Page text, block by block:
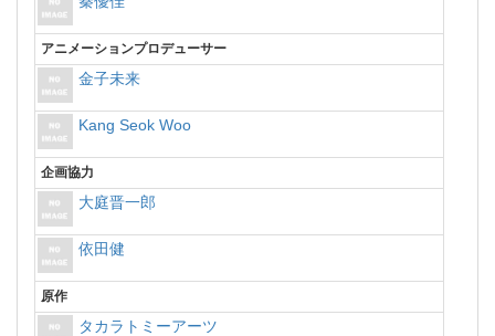
アニメーションプロデューサー
金子未来
Kang Seok Woo
企画協力
大庭晋一郎
依田健
原作
タカラトミーアーツ